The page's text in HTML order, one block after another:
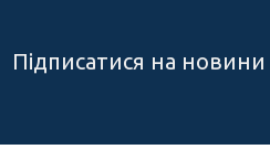
Підписатися на новини